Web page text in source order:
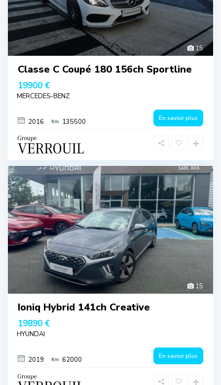
15
Classe C Coupé 180 156ch Sportline
19900 €
MERCEDES-BENZ
2016 135500 En savoir plus
15
Ioniq Hybrid 141ch Creative
19890 €
HYUNDAI
2019 62000 En savoir plus